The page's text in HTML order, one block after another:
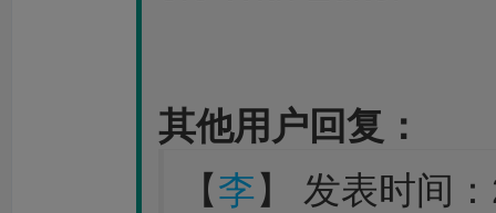
其他用户回复：
【李】 发表时间